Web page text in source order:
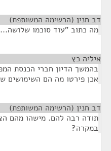
דב חנין (הרשימה המשותפת)
מה כתוב "עוד סוכמו
איליה כץ
בהמשך הדיון חברי הכנסת
אכן פירטו מה הם השימושים
דב חנין (הרשימה המשותפת)
תודה רבה להם. מישהו מהם
במקרה?